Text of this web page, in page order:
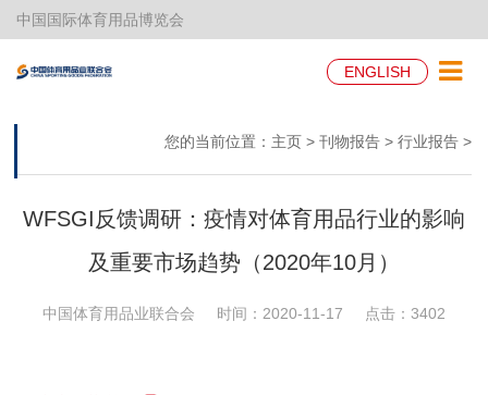
中国国际体育用品博览会
ENGLISH
您的当前位置： 主页 > 刊物报告 > 行业报告 >
WFSGI反馈调研：疫情对体育用品行业的影响
及重要市场趋势（2020年10月）
中国体育用品业联合会 时间：2020-11-17 点击： 3402